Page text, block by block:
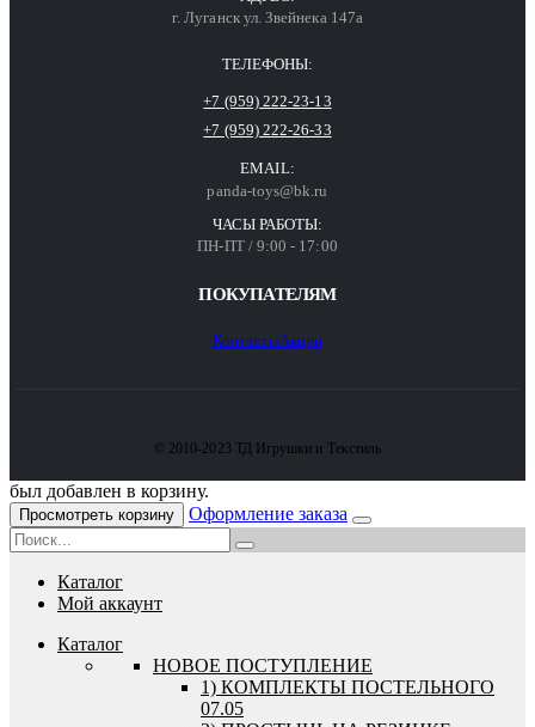
г. Луганск ул. Звейнека 147а
ТЕЛЕФОНЫ:
+7 (959) 222-23-13
+7 (959) 222-26-33
EMAIL:
panda-toys@bk.ru
ЧАСЫ РАБОТЫ:
ПН-ПТ / 9:00 - 17:00
ПОКУПАТЕЛЯМ
КонтактыАкции
© 2010-2023 ТД Игрушки и Текстиль
был добавлен в корзину.
Просмотреть корзину Оформление заказа
Каталог
Мой аккаунт
Каталог
HОВОЕ ПОСТУПЛЕНИЕ
1) КОМПЛЕКТЫ ПОСТЕЛЬНОГО
07.05